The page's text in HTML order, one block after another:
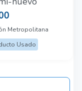
Metropolitana
Usado